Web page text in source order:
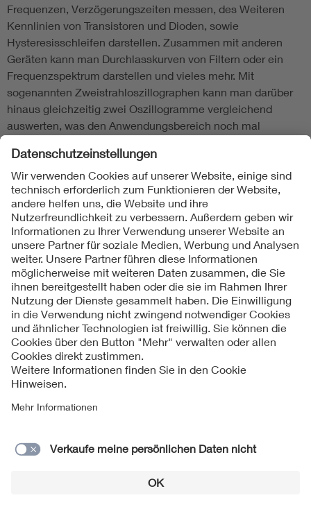
Frequenzen, Verzögerungszeiten messen, des Weiteren
Kennlinien von Transistoren und Dioden, sowie
Hysteresisschleifen darstellen. Zusammen mit anderen
Geräten kann man Durchlasskurven von Filtern oder ein
Frequenzspektrum darstellen und vieles mehr. Mit
sogenannten Zweistrahloszillographen kann man darüber
hinaus gleichzeitig zwei Oszillogramme vergleichend
auswerten, was den Anwendungsbereich noch mal
|Objekt März 2017| - |Objekt Januar 2017|
Zurück zum Historischen Archiv
Folgen Sie uns
Datenschutzinformationen